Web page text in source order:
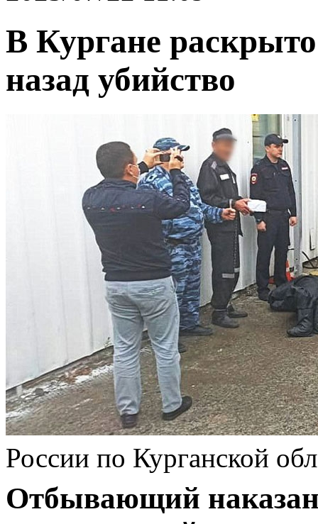
В Кургане
назад убийство
России по Курганской
Отбывающий